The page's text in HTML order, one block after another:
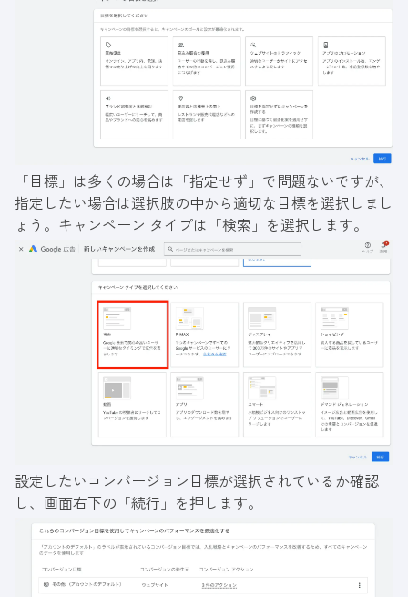
「目標」は多くの場合は「指定せず」で問題ないですが、
指定したい場合は選択肢の中から適切な目標を選択しまし
ょう。キャンペーン タイプは「検索」を選択します。
設定したいコンバージョン目標が選択されているか確認
し、画面右下の「続行」を押します。